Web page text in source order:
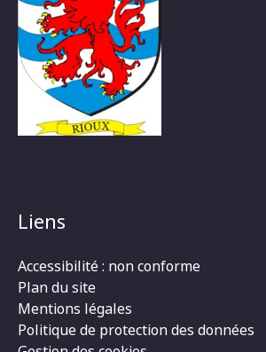
Liens
Accessibilité : non conforme
Plan du site
Mentions légales
Politique de protection des données